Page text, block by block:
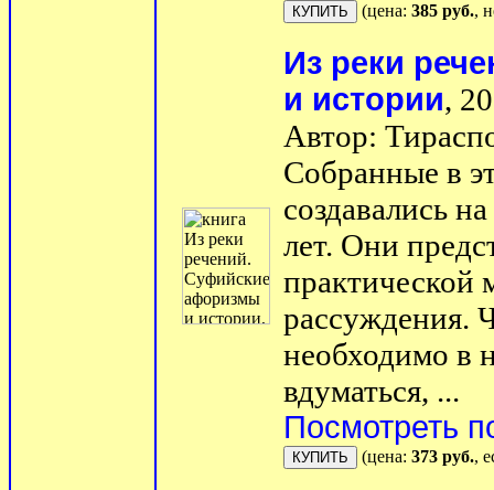
(цена: 385 руб.,
Из реки
и истории,
Автор:
Собранные в
создавались
лет. Они
практической
рассуждения.
необходимо в
вдуматься, ...
Посмотреть
(цена: 373 руб.,